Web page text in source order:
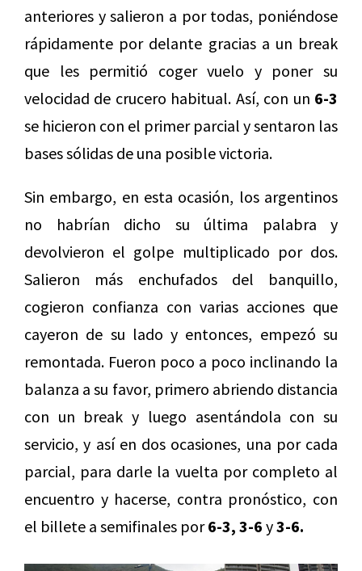
anteriores y salieron a por todas, poniéndose
rápidamente por delante gracias a un break
que les permitió coger vuelo y poner su
velocidad de crucero habitual. Así, con un 6-3
se hicieron con el primer parcial y sentaron las
bases sólidas de una posible victoria.
Sin embargo, en esta ocasión, los argentinos
no habrían dicho su última palabra y
devolvieron el golpe multiplicado por dos.
Salieron más enchufados del banquillo,
cogieron confianza con varias acciones que
cayeron de su lado y entonces, empezó su
remontada. Fueron poco a poco inclinando la
balanza a su favor, primero abriendo distancia
con un break y luego asentándola con su
servicio, y así en dos ocasiones, una por cada
parcial, para darle la vuelta por completo al
encuentro y hacerse, contra pronóstico, con
el billete a semifinales por6-3, 3-6 y3-6.